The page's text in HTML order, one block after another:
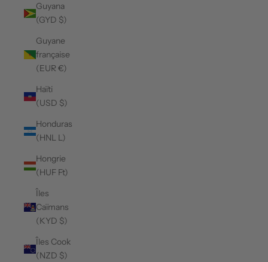
Guyana
(GYD $)
Guyane
française
(EUR €)
Haïti
(USD $)
Honduras
(HNL L)
Hongrie
(HUF Ft)
Îles
Caïmans
(KYD $)
Îles Cook
(NZD $)